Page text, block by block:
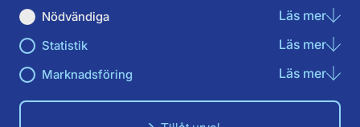
Nödvändiga Läs merom
Statistik Läs merom
Marknadsföring Läs merom
Du hittar oss här på sociala medier
Facebook
Instagram